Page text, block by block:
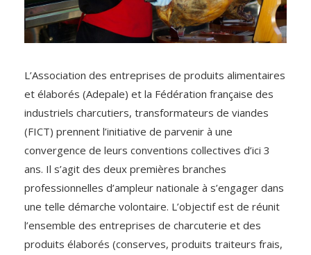
L’Association des entreprises de produits alimentaires
et élaborés (Adepale) et la Fédération française des
industriels charcutiers, transformateurs de viandes
(FICT) prennent l’initiative de parvenir à une
convergence de leurs conventions collectives d’ici 3
ans. Il s’agit des deux premières branches
professionnelles d’ampleur nationale à s’engager dans
une telle démarche volontaire. L’objectif est de réunit
l’ensemble des entreprises de charcuterie et des
produits élaborés (conserves, produits traiteurs frais,